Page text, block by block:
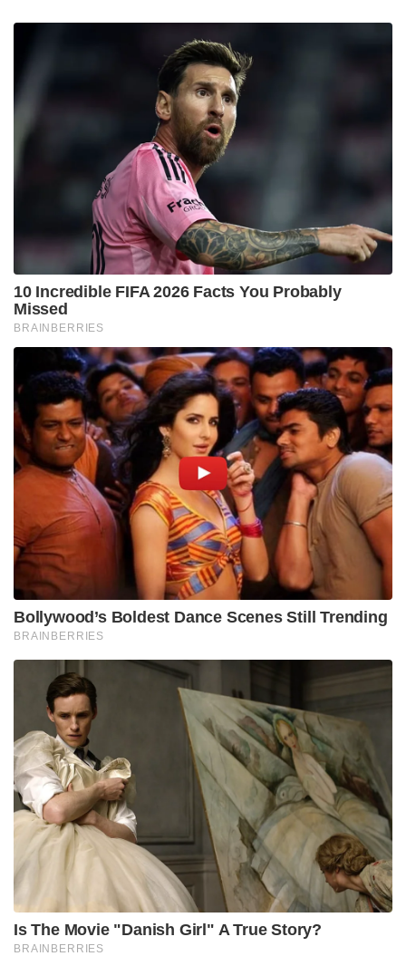
10 Incredible FIFA 2026 Facts You Probably
Missed
BRAINBERRIES
Bollywood’s Boldest Dance Scenes Still Trending
BRAINBERRIES
Is The Movie "Danish Girl" A True Story?
BRAINBERRIES